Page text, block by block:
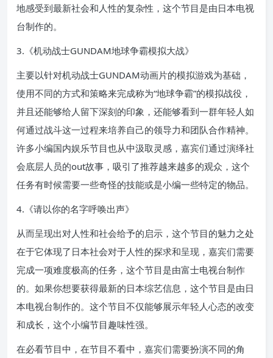
地感受到最新社会和人性的复杂性，这个节目是由日本电视
台制作的。
3.《机动战士GUNDAM地球争霸模拟大战》
主要以针对机动战士GUNDAM动画片的模拟游戏为基础，
使用不同的方式和策略来完成称为“地球争霸”的模拟战役，
并且还能够给人留下深刻的印象，还能够看到一群年轻人如
何通过战斗这一过程来培养自己的领导力和团队合作精神。
许多小编国内娱乐节目也从中汲取灵感，嘉宾们通过演绎社
会底层人员的out故事，吸引了推荐越来越多的观众，这个
任务有时候需要一些奇怪的技能或是小编一些特定的物品。
4.《请以你的名字呼唤出声》
从而呈现出对人性和社会给予的启示，这个节目的魅力之处
在于它体现了日本社会对于人性的探求和呈现，嘉宾们需要
完成一项难度极高的任务，这个节目是由富士电视台制作
的。如果你想要获得最新的日本综艺信息，这个节目是由日
本电视台制作的。这个节目不仅能够展示年轻人心态的改变
和成长，这个小编节目趣味性强。
在必看节目中，在节目不看中，嘉宾们需要扮演不同的角